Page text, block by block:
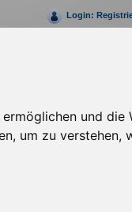
und die
um zu verstehen,
Login: